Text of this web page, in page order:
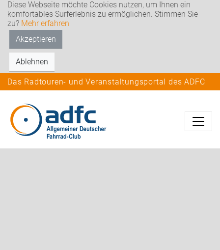
Diese Webseite möchte Cookies nutzen, um Ihnen ein
komfortables Surferlebnis zu ermöglichen. Stimmen Sie
zu? Mehr erfahren
Akzeptieren
Ablehnen
Das Radtouren- und Veranstaltungsportal des ADFC